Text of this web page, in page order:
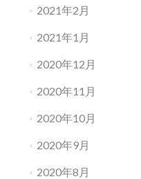
2021年2月
2021年1月
2020年12月
2020年11月
2020年10月
2020年9月
2020年8月